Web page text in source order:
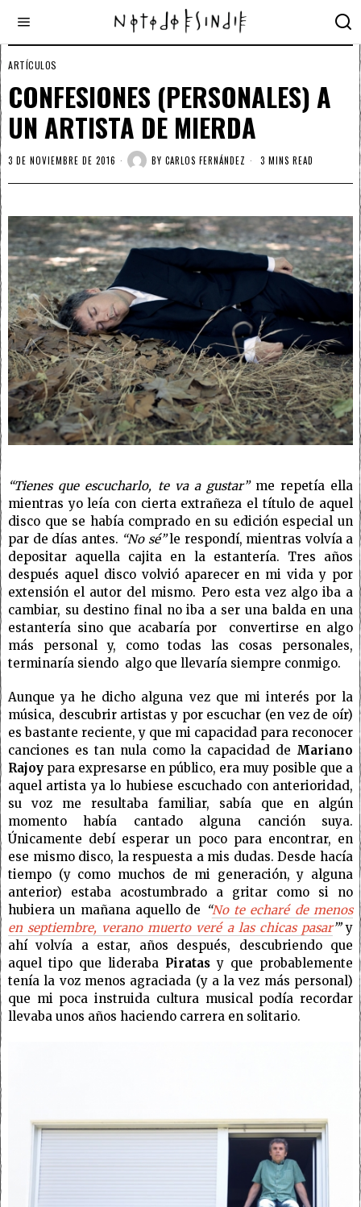
ARTÍCULOS
CONFESIONES (PERSONALES) A
UN ARTISTA DE MIERDA
3 DE NOVIEMBRE DE 2016 BY CARLOS FERNÁNDEZ 3 MINS READ
“Tienes que escucharlo, te va a gustar”me repetía ella
mientras yo leía con cierta extrañeza el título de aquel
disco que se había comprado en su edición especial un
par de días antes. “No sé”le respondí, mientras volvía a
depositar aquella cajita en la estantería. Tres años
después aquel disco volvió aparecer en mi vida y por
extensión el autor del mismo. Pero esta vez algo iba a
cambiar, su destino final no iba a ser una balda en una
estantería sino que acabaría por convertirse en algo
más personal y, como todas las cosas personales,
terminaría siendo algo que llevaría siempre conmigo.
Aunque ya he dicho alguna vez que mi interés por la
música, descubrir artistas y por escuchar (en vez de oír)
es bastante reciente, y que mi capacidad para reconocer
canciones es tan nula como la capacidad de Mariano
Rajoy para expresarse en público, era muy posible que a
aquel artista ya lo hubiese escuchado con anterioridad,
su voz me resultaba familiar, sabía que en algún
momento había cantado alguna canción suya.
Únicamente debí esperar un poco para encontrar, en
ese mismo disco, la respuesta a mis dudas. Desde hacía
tiempo (y como muchos de mi generación, y alguna
anterior) estaba acostumbrado a gritar como si no
hubiera un mañana aquello de “No te echaré de menos
en septiembre, verano muerto veré a las chicas pasar”’y
ahí volvía a estar, años después, descubriendo que
aquel tipo que lideraba Piratas y que probablemente
tenía la voz menos agraciada (y a la vez más personal)
que mi poca instruida cultura musical podía recordar
llevaba unos años haciendo carrera en solitario.